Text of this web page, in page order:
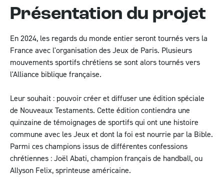
Présentation du projet
En 2024, les regards du monde entier seront tournés vers la
France avec l'organisation des Jeux de Paris. Plusieurs
mouvements sportifs chrétiens se sont alors tournés vers
l'Alliance biblique française.
Leur souhait : pouvoir créer et diffuser une édition spéciale
de Nouveaux Testaments. Cette édition contiendra une
quinzaine de témoignages de sportifs qui ont une histoire
commune avec les Jeux et dont la foi est nourrie par la Bible.
Parmi ces champions issus de différentes confessions
chrétiennes : Joël Abati, champion français de handball, ou
Allyson Felix, sprinteuse américaine.